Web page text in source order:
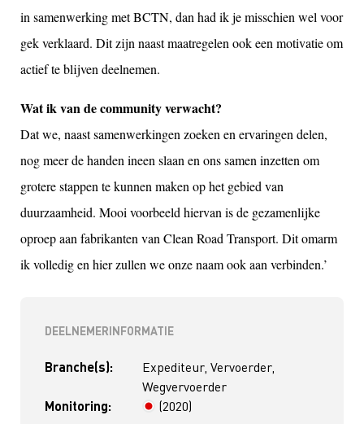
DEELNEMERINFORMATIE
Branche(s):
Expediteur, Vervoerder,
Wegvervoerder
Monitoring:
> 4 jaar
(2020)
in samenwerking met BCTN, dan had ik je misschien wel voor
gek verklaard. Dit zijn naast maatregelen ook een motivatie om
actief te blijven deelnemen.
Wat ik van de community verwacht?
Dat we, naast samenwerkingen zoeken en ervaringen delen,
nog meer de handen ineen slaan en ons samen inzetten om
grotere stappen te kunnen maken op het gebied van
duurzaamheid. Mooi voorbeeld hiervan is de gezamenlijke
oproep aan fabrikanten van Clean Road Transport. Dit omarm
ik volledig en hier zullen we onze naam ook aan verbinden.’